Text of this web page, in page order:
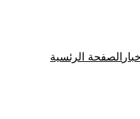
الصفحة الرئسية